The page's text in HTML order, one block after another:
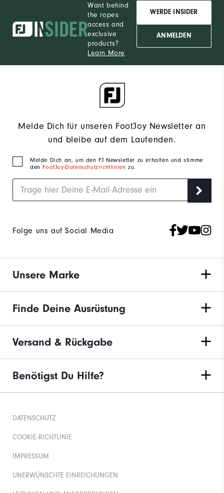
Want behind
the ropes
access and
exclusive
products?
Learn More
WERDE INSIDER
ANMELDEN
Melde Dich für unseren FootJoy Newsletter an
und bleibe auf dem Laufenden.
Melde Dich an, um den FJ Newsletter zu erhalten und stimme
den FootJoy-Datenschutzrichtlinienzu.
Folge uns auf Social Media
Unsere Marke
Finde Deine Ausrüstung
Versand & Rückgabe
Benötigst Du Hilfe?
DATENSCHUTZ
COOKIE-RICHTLINIE
IMPRESSUM
UNERWÜNSCHTE EINREICHUNGEN